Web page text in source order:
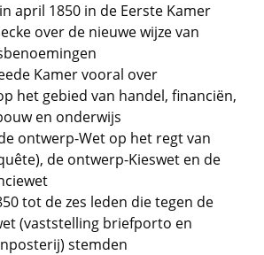
april 1850 in de Eerste Kamer
over de nieuwe wijze van
Kamer vooral over
het gebied van handel, financiën,
en onderwijs
ontwerp-Wet op het regt van
de ontwerp-Kieswet en de
tot de zes leden die tegen de
(vaststelling briefporto en
stemden